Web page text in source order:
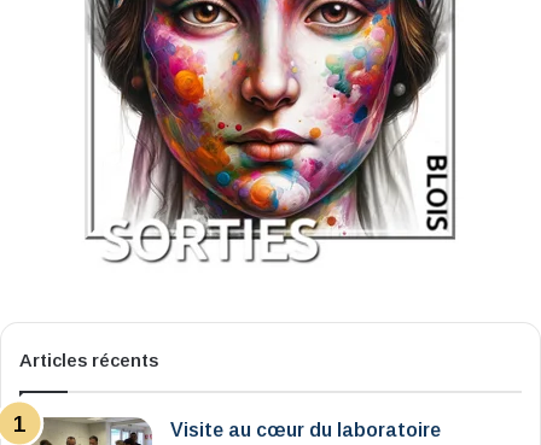
Articles récents
Visite au cœur du laboratoire